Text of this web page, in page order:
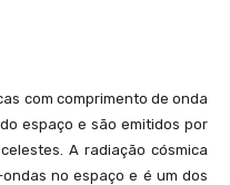
com comprimento de onda
espaço e são emitidos por
A radiação cósmica
no espaço e é um dos